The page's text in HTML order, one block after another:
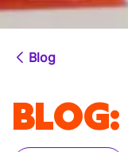
Blog
BLOG: